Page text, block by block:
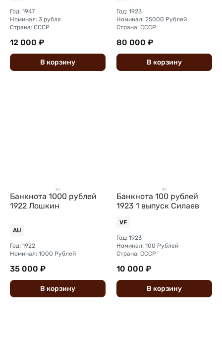
Год: 1947
Номинал: 3 рубля
Страна: СССР
12 000 ₽
В корзину
Год: 1923
Номинал: 25000 Рублей
Страна: СССР
80 000 ₽
В корзину
Банкнота 1000 рублей
1922 Лошкин
AU
Год: 1922
Номинал: 1000 Рублей
35 000 ₽
В корзину
Банкнота 100 рублей
1923 1 выпуск Силаев
VF
Год: 1923
Номинал: 100 Рублей
Страна: СССР
10 000 ₽
В корзину